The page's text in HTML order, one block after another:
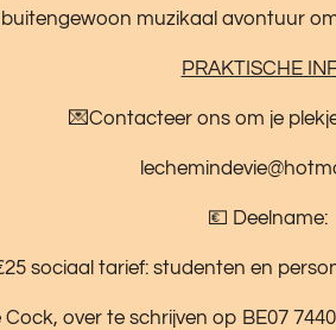
buitengewoon muzikaal avontuur
PRAKTISCHE
💌Contacteer ons om je
💶 Deelname:
sociaal tarief: studenten en
over te schrijven op BE07